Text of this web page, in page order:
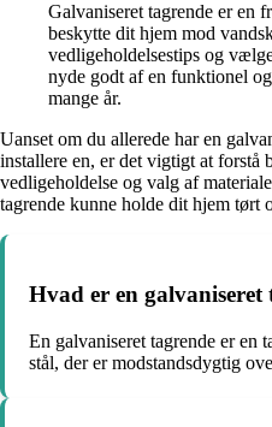
Galvaniseret tagrende er en
beskytte dit hjem mod
vedligeholdelsestips og
nyde godt af en funktionel
mange år.
Uanset om du allerede har en
installere en, er det vigtigt at forstå
vedligeholdelse og valg af
tagrende kunne holde dit hjem tørt
Hvad er en galvaniseret
En galvaniseret tagrende er en
stål, der er modstandsdygtig